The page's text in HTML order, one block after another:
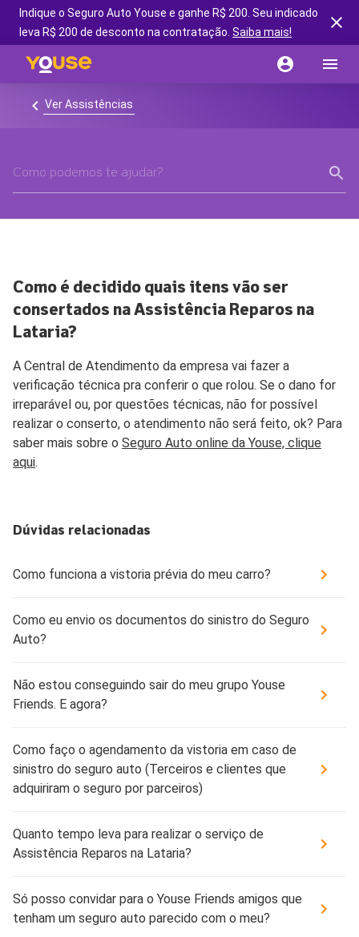
Indique o Seguro Auto Youse e ganhe R$ 200. Seu indicado
leva R$ 200 de desconto na contratação. Saiba mais!
Ver Assistências
Como é decidido quais itens vão ser
consertados na Assistência Reparos na
Lataria?
A Central de Atendimento da empresa vai fazer a
verificação técnica pra conferir o que rolou. Se o dano for
irreparável ou, por questões técnicas, não for possível
realizar o conserto, o atendimento não será feito, ok? Para
saber mais sobre o Seguro Auto online da Youse, clique
aqui.
Dúvidas relacionadas
Como funciona a vistoria prévia do meu carro?
Como eu envio os documentos do sinistro do Seguro
Auto?
Não estou conseguindo sair do meu grupo Youse
Friends. E agora?
Como faço o agendamento da vistoria em caso de
sinistro do seguro auto (Terceiros e clientes que
adquiriram o seguro por parceiros)
Quanto tempo leva para realizar o serviço de
Assistência Reparos na Lataria?
Só posso convidar para o Youse Friends amigos que
tenham um seguro auto parecido com o meu?